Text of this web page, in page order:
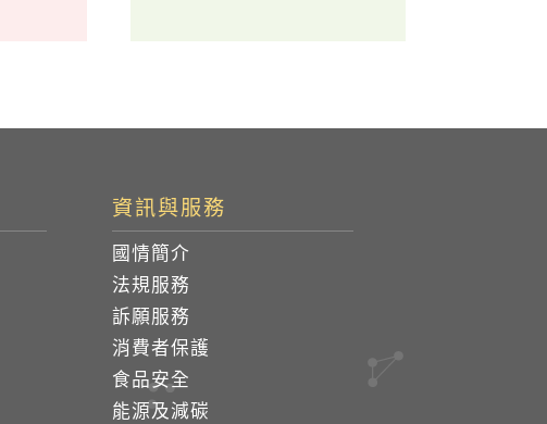
資訊與服務
國情簡介
法規服務
訴願服務
消費者保護
食品安全
能源及減碳